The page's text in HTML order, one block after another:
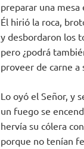
preparar una mesa
Él hirió la roca,
y desbordaron los
pero ¿podrá
proveer de carne a
Lo oyó el Señor, y
un fuego se
hervía su cólera
porque no tenían